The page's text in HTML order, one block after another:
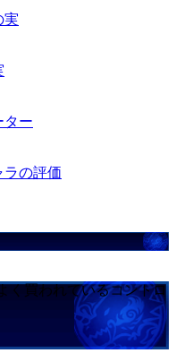
実
ター
ラの評価
く買われているコントロ